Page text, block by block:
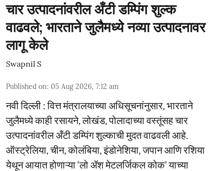
चार उत्पादनांवरील अँटी डम्पिंग शुल्क
वाढवले; भारताने जुलैमध्ये नव्या उत्पादनावर
लागू केले
Swapnil S
Published on: 05 Aug 2026, 7:12 am
नवी दिल्ली : वित्त मंत्रालयाच्या अधिसूचनांनुसार, भारताने
जुलैमध्ये काही रसायने, लोखंड, पोलादाच्या वस्तूंसह चार
उत्पादनांवरील अँटी डम्पिंग शुल्काची मुदत वाढवली आहे.
ऑस्ट्रेलिया, चीन, कोलंबिया, इंडोनेशिया, जपान आणि रशिया
येथून आयात होणाऱ्या ‘लो ॲश मेटलर्जिकल कोक’ याच्या